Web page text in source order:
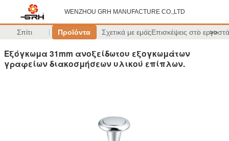
WENZHOU GRH MANUFACTURE CO.,LTD
Σπίτι Προϊόντα Σχετικά με εμάςΕπισκέψεις στο >>
Εξόγκωμα 31mm ανοξείδωτου εξογκωμάτων
γραφείων διακοσμήσεων υλικού επίπλων.